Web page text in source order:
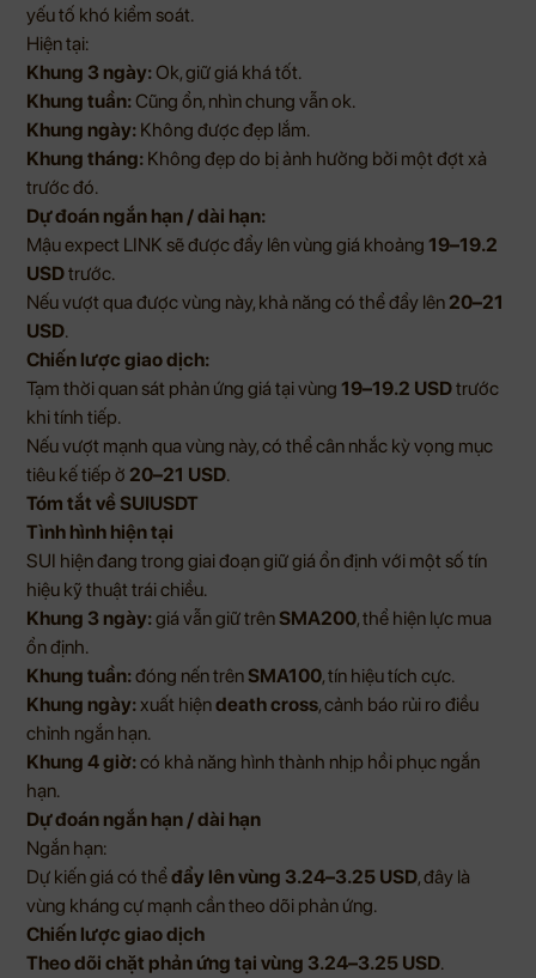
yếu tố khó kiểm soát.
Hiện tại:
Khung 3 ngày: Ok, giữ giá khá tốt.
Khung tuần: Cũng ổn, nhìn chung vẫn ok.
Khung ngày: Không được đẹp lắm.
Khung tháng: Không đẹp do bị ảnh hưởng bởi một đợt xả
trước đó.
Dự đoán ngắn hạn / dài hạn:
Mậu expect LINK sẽ được đẩy lên vùng giá khoảng 19–19.2
USDtrước.
Nếu vượt qua được vùng này, khả năng có thể đẩy lên 20–21
USD.
Chiến lược giao dịch:
Tạm thời quan sát phản ứng giá tại vùng 19–19.2 USDtrước
khi tính tiếp.
Nếu vượt mạnh qua vùng này, có thể cân nhắc kỳ vọng mục
tiêu kế tiếp ở 20–21 USD.
Tóm tắt về SUIUSDT
Tình hình hiện tại
SUI hiện đang trong giai đoạn giữ giá ổn định với một số tín
hiệu kỹ thuật trái chiều.
Khung 3 ngày:giá vẫn giữ trênSMA200, thể hiện lực mua
ổn định.
Khung tuần:đóng nến trênSMA100, tín hiệu tích cực.
Khung ngày:xuất hiệndeath cross, cảnh báo rủi ro điều
chỉnh ngắn hạn.
Khung 4 giờ:có khả năng hình thành nhịp hồi phục ngắn
hạn.
Dự đoán ngắn hạn / dài hạn
Ngắn hạn:
Dự kiến giá có thểđẩy lên vùng 3.24–3.25 USD, đây là
vùng kháng cự mạnh cần theo dõi phản ứng.
Chiến lược giao dịch
Theo dõi chặt phản ứng tại vùng 3.24–3.25 USD.